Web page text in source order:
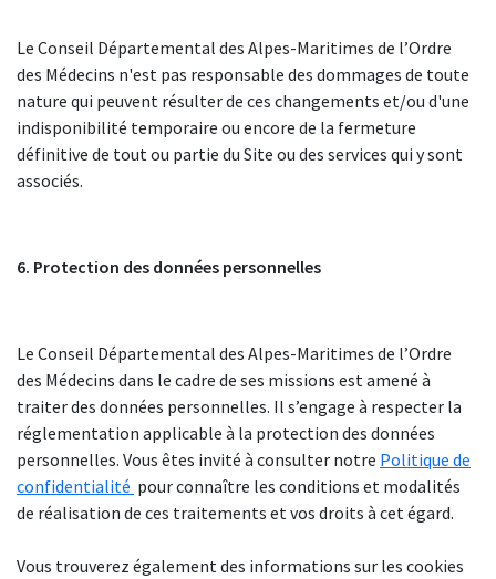
Le Conseil Départemental des Alpes-Maritimes de l’Ordre
des Médecins n'est pas responsable des dommages de toute
nature qui peuvent résulter de ces changements et/ou d'une
indisponibilité temporaire ou encore de la fermeture
définitive de tout ou partie du Site ou des services qui y sont
associés.
6. Protection des données personnelles
Le Conseil Départemental des Alpes-Maritimes de l’Ordre
des Médecins dans le cadre de ses missions est amené à
traiter des données personnelles. Il s’engage à respecter la
réglementation applicable à la protection des données
personnelles. Vous êtes invité à consulter notre Politique de
confidentialité pour connaître les conditions et modalités
de réalisation de ces traitements et vos droits à cet égard.
Vous trouverez également des informations sur les cookies